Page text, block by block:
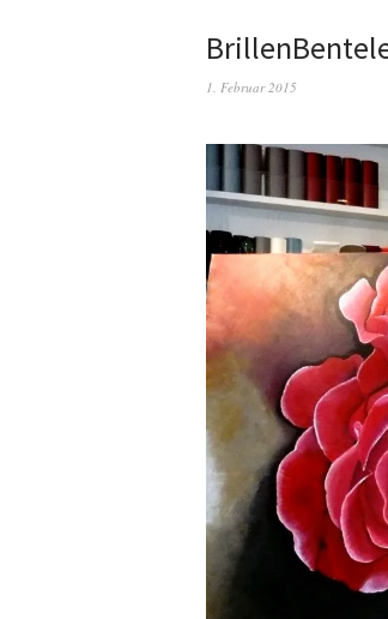
1. Februar 2015